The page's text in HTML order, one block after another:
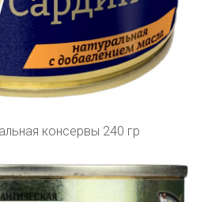
консервы 240 гр